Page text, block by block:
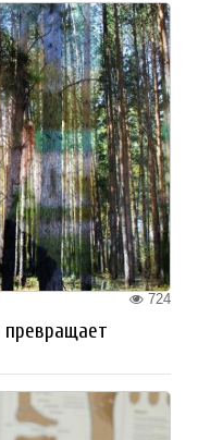
724
превращает